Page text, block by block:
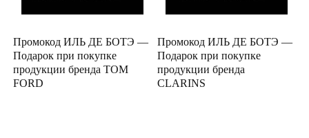
Промокод ИЛЬ ДЕ БОТЭ —
Подарок при покупке
продукции бренда TOM
FORD
Промокод ИЛЬ ДЕ БОТЭ —
Подарок при покупке
продукции бренда
CLARINS